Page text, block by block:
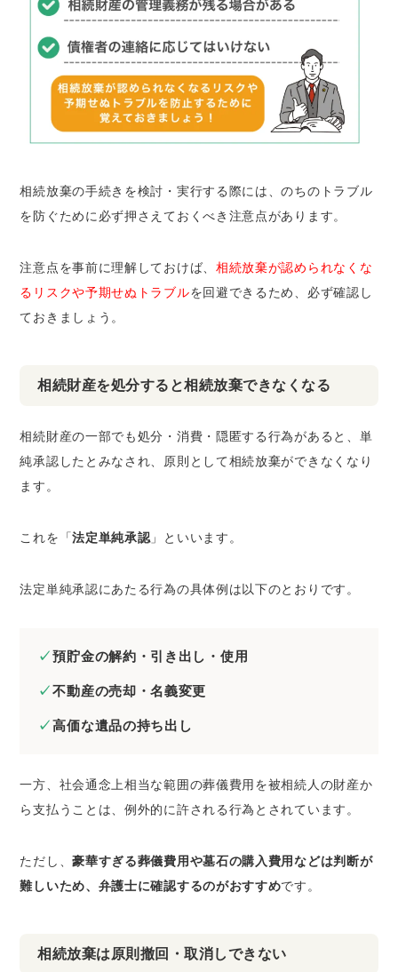
相続放棄の手続きを検討・実行する際には、のちのトラブル
を防ぐために必ず押さえておくべき注意点があります。
注意点を事前に理解しておけば、 相続放棄が認められなくな
るリスクや予期せぬトラブルを回避できるため、必ず確認し
ておきましょう。
相続財産を処分すると相続放棄できなくなる
相続財産の一部でも処分・消費・隠匿する行為があると、単
純承認したとみなされ、原則として相続放棄ができなくなり
ます。
これを「法定単純承認 」といいます。
法定単純承認にあたる行為の具体例は以下のとおりです。
預貯金の解約・引き出し・使用
不動産の売却・名義変更
高価な遺品の持ち出し
一方、社会通念上相当な範囲の葬儀費用を被相続人の財産か
ら支払うことは、例外的に許される行為とされています。
ただし、豪華すぎる葬儀費用や墓石の購入費用などは判断が
難しいため、弁護士に確認するのがおすすめです。
相続放棄は原則撤回・取消しできない